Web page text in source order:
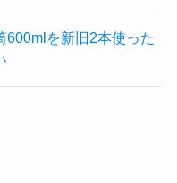
600mlを新旧2本使った